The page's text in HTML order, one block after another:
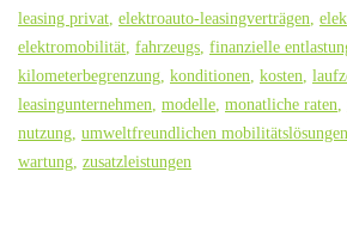
leasing privat elektroauto-leasingverträgen
elektromobilität fahrzeugs finanzielle
kilometerbegrenzung konditionen kosten
leasingunternehmen modelle monatliche raten
nutzung umweltfreundlichen mobilitätslösungen
wartung zusatzleistungen